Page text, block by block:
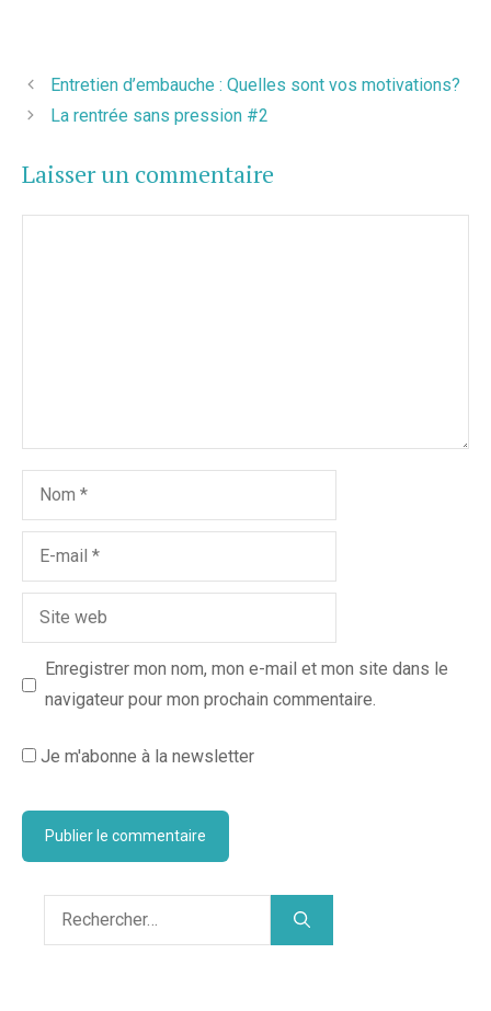
Entretien d’embauche : Quelles sont vos motivations?
La rentrée sans pression #2
Laisser un commentaire
Enregistrer mon nom, mon e-mail et mon site dans le
navigateur pour mon prochain commentaire.
Je m'abonne à la newsletter